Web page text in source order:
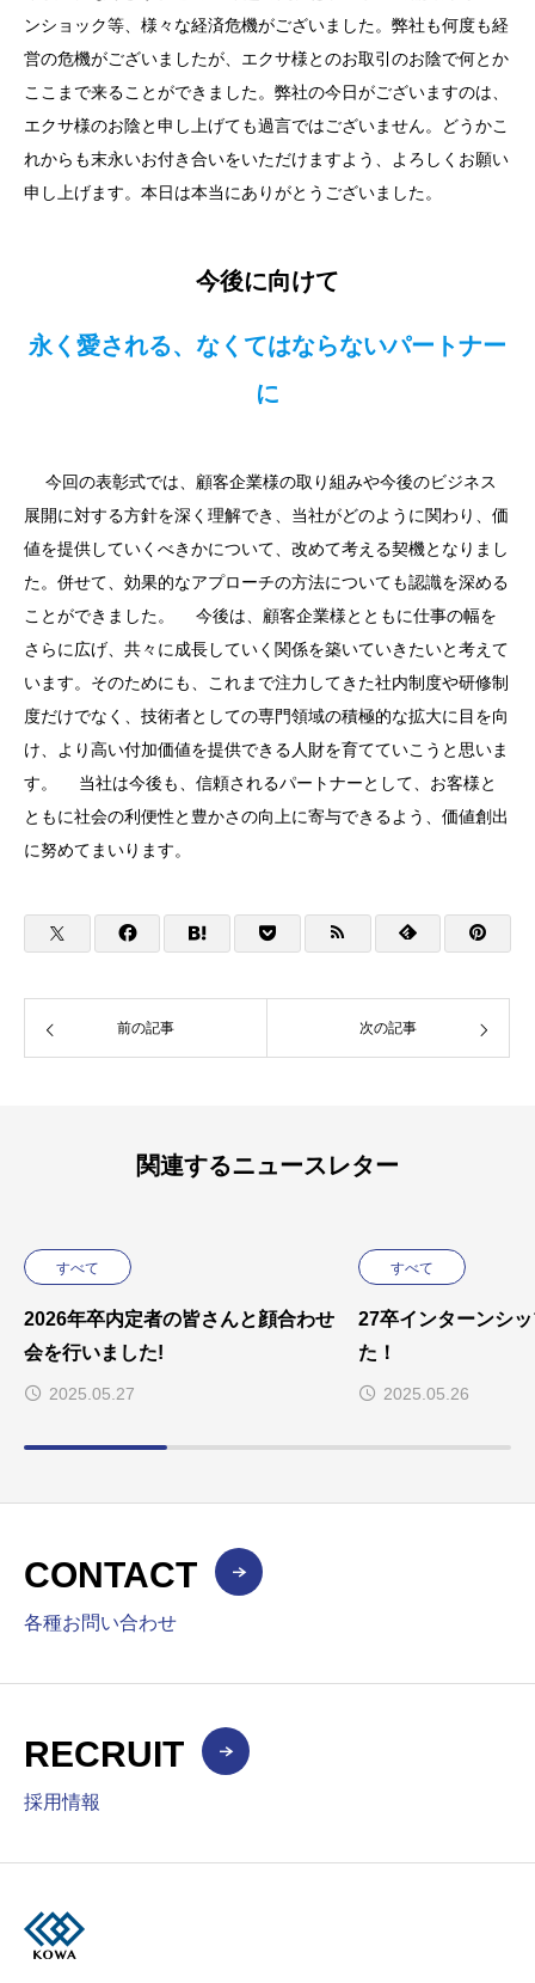
ンショック等、様々な経済危機がございました。弊社も何度も経
営の危機がございましたが、エクサ様とのお取引のお陰で何とか
ここまで来ることができました。弊社の今日がございますのは、
エクサ様のお陰と申し上げても過言ではございません。どうかこ
れからも末永いお付き合いをいただけますよう、よろしくお願い
申し上げます。本日は本当にありがとうございました。
今後に向けて
永く愛される、なくてはならないパートナー
に
今回の表彰式では、顧客企業様の取り組みや今後のビジネス
展開に対する方針を深く理解でき、当社がどのように関わり、価
値を提供していくべきかについて、改めて考える契機となりまし
た。併せて、効果的なアプローチの方法についても認識を深める
ことができました。 今後は、顧客企業様とともに仕事の幅を
さらに広げ、共々に成長していく関係を築いていきたいと考えて
います。そのためにも、これまで注力してきた社内制度や研修制
度だけでなく、技術者としての専門領域の積極的な拡大に目を向
け、より高い付加価値を提供できる人財を育てていこうと思いま
す。 当社は今後も、信頼されるパートナーとして、お客様と
ともに社会の利便性と豊かさの向上に寄与できるよう、価値創出
に努めてまいります。
前の記事 次の記事
関連するニュースレター
すべて
2026年卒内定者の皆さんと顔合わせ
会を行いました!
2025.05.27
すべて
27卒インターンシ
た！
2025.05.26
CONTACT
各種お問い合わせ
RECRUIT
採用情報